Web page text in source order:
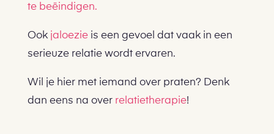
te beëindigen.
Ook jaloezieis een gevoel dat vaak in een
serieuze relatie wordt ervaren.
Wil je hier met iemand over praten? Denk
dan eens na over relatietherapie!